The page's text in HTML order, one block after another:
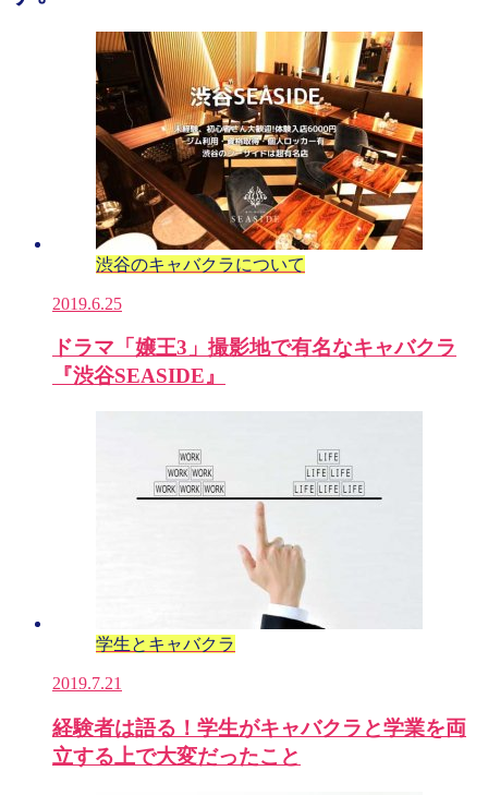
渋谷のキャバクラについて
2019.6.25
ドラマ「嬢王3」撮影地で有名なキャバクラ
『渋谷SEASIDE』
学生とキャバクラ
2019.7.21
経験者は語る！学生がキャバクラと学業を両
立する上で大変だったこと